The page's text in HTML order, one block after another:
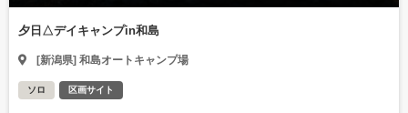
夕日△デイキャンプin和島
[新潟県] 和島オートキャンプ場
ソロ 区画サイト